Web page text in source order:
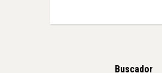
Buscador